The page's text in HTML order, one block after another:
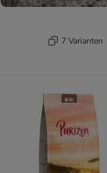
7 Varianten